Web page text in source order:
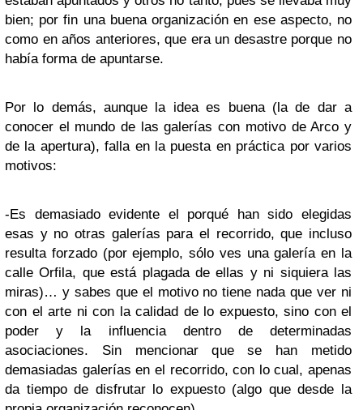
bien; por fin una buena organización en ese aspecto, no
como en años anteriores, que era un desastre porque no
había forma de apuntarse.
Por lo demás, aunque la idea es buena (la de dar a
conocer el mundo de las galerías con motivo de Arco y
de la apertura), falla en la puesta en práctica por varios
motivos:
-Es demasiado evidente el porqué han sido elegidas
esas y no otras galerías para el recorrido, que incluso
resulta forzado (por ejemplo, sólo ves una galería en la
calle Orfila, que está plagada de ellas y ni siquiera las
miras)… y sabes que el motivo no tiene nada que ver ni
con el arte ni con la calidad de lo expuesto, sino con el
poder y la influencia dentro de determinadas
asociaciones. Sin mencionar que se han metido
demasiadas galerías en el recorrido, con lo cual, apenas
da tiempo de disfrutar lo expuesto (algo que desde la